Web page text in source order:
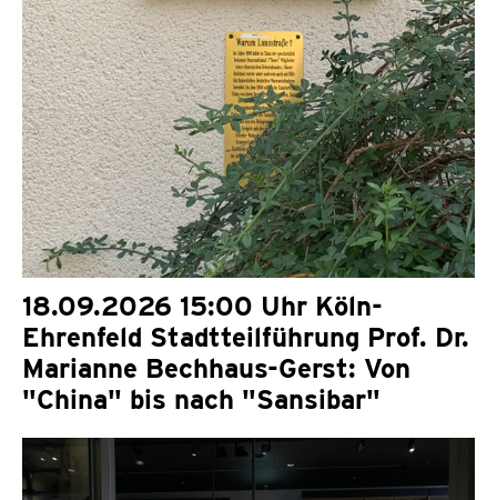
18.09.2026 15:00 Uhr Köln-
Ehrenfeld Stadtteilführung Prof. Dr.
Marianne Bechhaus-Gerst: Von
"China" bis nach "Sansibar"